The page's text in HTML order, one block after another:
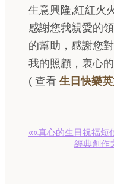
生意興隆,紅紅火
感謝您我親愛的
的幫助，感謝您
我的照顧，衷心
( 查看 生日快樂
««真心的生日祝福短
經典創作